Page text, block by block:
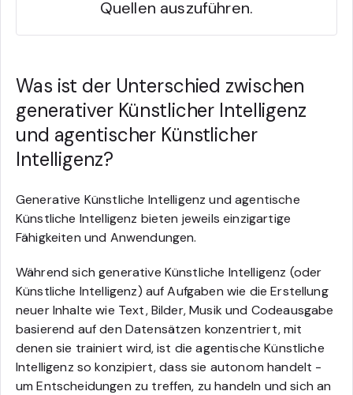
Quellen auszuführen.
Was ist der Unterschied zwischen
generativer Künstlicher Intelligenz
und agentischer Künstlicher
Intelligenz?
Generative Künstliche Intelligenz und agentische
Künstliche Intelligenz bieten jeweils einzigartige
Fähigkeiten und Anwendungen.
Während sich generative Künstliche Intelligenz (oder
Künstliche Intelligenz) auf Aufgaben wie die Erstellung
neuer Inhalte wie Text, Bilder, Musik und Codeausgabe
basierend auf den Datensätzen konzentriert, mit
denen sie trainiert wird, ist die agentische Künstliche
Intelligenz so konzipiert, dass sie autonom handelt -
um Entscheidungen zu treffen, zu handeln und sich an